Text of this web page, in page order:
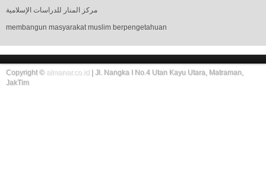
مركز المنار للدراسات الإسلامية
membangun masyarakat muslim berpengetahuan
Copyright © almanar.co.id | Jl. Nangka I No.4 Utan Kayu Utara, Matraman,
JakTim